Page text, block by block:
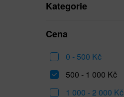
Kategorie
Cena
0 - 500 Kč
500 - 1 000 Kč
1 000 - 2 000 Kč